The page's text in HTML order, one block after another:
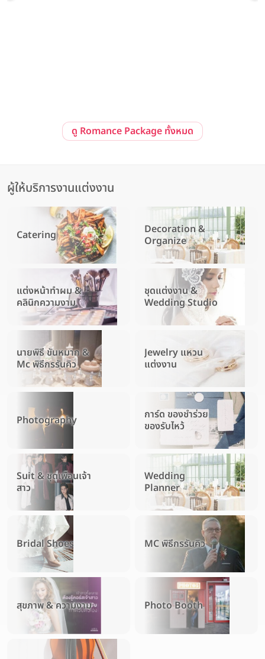
ดู Romance Package ทั้งหมด
ผู้ให้บริการงานแต่งงาน
Catering
Decoration &
Organize
แต่งหน้าทำผม &
คลินิกความงาม
ชุดแต่งงาน &
Wedding Studio
นายพิธี ขันหมาก &
Mc พิธีกรรันคิว
Jewelry แหวน
แต่งงาน
Photography
การ์ด ของชำร่วย
ของรับไหว้
Suit & ชุดเพื่อนเจ้า
สาว
Wedding
Planner
Bridal Shoes MC พิธีกรรันคิว
สุขภาพ & ความงาม Photo Booth